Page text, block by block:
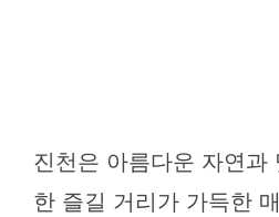
진천은 아름다운 자연과
한 즐길 거리가 가득한